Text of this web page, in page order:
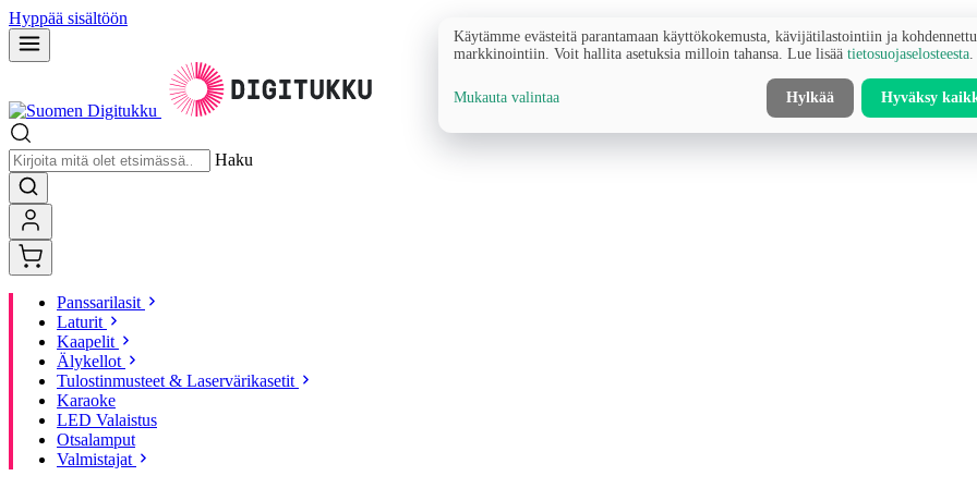
Hyppää sisältöön
Haku
Panssarilasit
Laturit
Kaapelit
Älykellot
Tulostinmusteet & Laservärikasetit
Karaoke
LED Valaistus
Otsalamput
Valmistajat
Käytämme evästeitä parantamaan käyttökokemusta, kävijätilastointiin ja
markkinointiin. Voit hallita asetuksia milloin tahansa. Lue lisää tietosuojaselosteesta
Mukauta valintaa Hylkää Hyväksy